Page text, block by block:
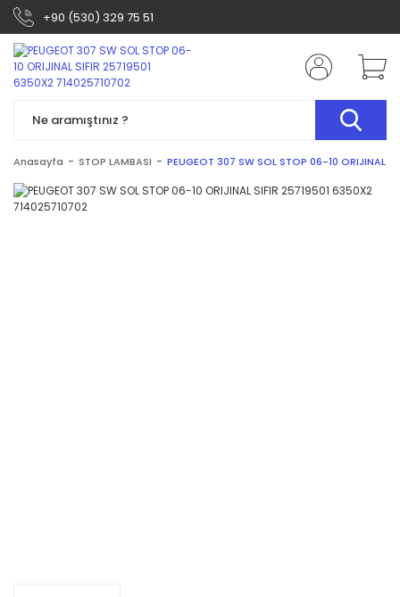
+90 (530) 329 75 51
Anasayfa STOP LAMBASI PEUGEOT 307 SW SOL STOP 06-10 ORIJINAL